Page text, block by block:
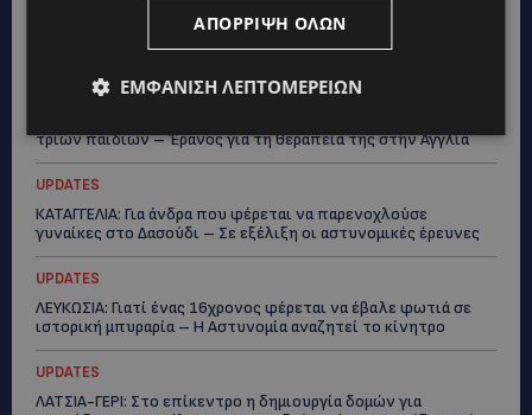
ΓΕΝΕΘΛΙΟΣ ΗΜΕΡΑ: Η ηλικία είναι μόνο ένας αριθμός – Οι
άνθρωποι και οι στιγμές είναι η πραγματική μας ιστορία
STORIES
τριών παιδιών – Έρανος για τη θεραπεία της στην Αγγλία
UPDATES
ΚΑΤΑΓΓΕΛΙΑ: Για άνδρα που φέρεται να παρενοχλούσε
γυναίκες στο Δασούδι – Σε εξέλιξη οι αστυνομικές έρευνες
UPDATES
ΛΕΥΚΩΣΙΑ: Γιατί ένας 16χρονος φέρεται να έβαλε φωτιά σε
ιστορική μπυραρία – Η Αστυνομία αναζητεί το κίνητρο
UPDATES
ΛΑΤΣΙΑ-ΓΕΡΙ: Στο επίκεντρο η δημιουργία δομών για
ΑΠΌΡΡΙΨΗ ΌΛΩΝ
ΕΜΦΆΝΙΣΗ ΛΕΠΤΟΜΕΡΕΙΏΝ